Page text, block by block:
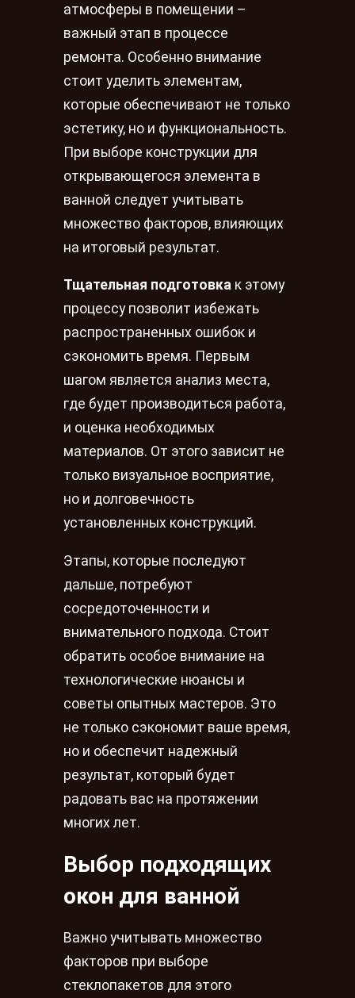
атмосферы в помещении –
важный этап в процессе
ремонта. Особенно внимание
стоит уделить элементам,
которые обеспечивают не только
эстетику, но и функциональность.
При выборе конструкции для
открывающегося элемента в
ванной следует учитывать
множество факторов, влияющих
на итоговый результат.
Тщательная подготовка к этому
процессу позволит избежать
распространенных ошибок и
сэкономить время. Первым
шагом является анализ места,
где будет производиться работа,
и оценка необходимых
материалов. От этого зависит не
только визуальное восприятие,
но и долговечность
установленных конструкций.
Этапы, которые последуют
дальше, потребуют
сосредоточенности и
внимательного подхода. Стоит
обратить особое внимание на
технологические нюансы и
советы опытных мастеров. Это
не только сэкономит ваше время,
но и обеспечит надежный
результат, который будет
радовать вас на протяжении
многих лет.
Выбор подходящих
окон для ванной
Важно учитывать множество
факторов при выборе
стеклопакетов для этого